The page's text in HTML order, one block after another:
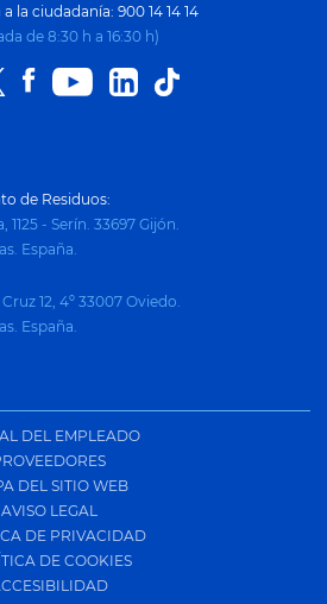
la ciudadanía: 900 14 14 14
de 8:30 h a 16:30 h)
de Residuos:
- Serín. 33697 Gijón.
España.
12, 4º 33007 Oviedo.
España.
DEL EMPLEADO
DEL SITIO WEB
AVISO LEGAL
DE PRIVACIDAD
DE COOKIES